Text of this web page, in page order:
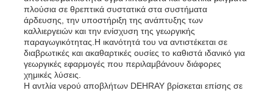
πλούσια σε θρεπτικά συστατικά στα συστήματα
άρδευσης, την υποστήριξη της ανάπτυξης των
καλλιεργειών και την ενίσχυση της γεωργικής
παραγωγικότητας.Η ικανότητά του να αντιστέκεται σε
διαβρωτικές και ακαθαρτικές ουσίες το καθιστά ιδανικό για
γεωργικές εφαρμογές που περιλαμβάνουν διάφορες
χημικές λύσεις.
Η αντλία νερού αποβλήτων DEHRAY βρίσκεται επίσης σε